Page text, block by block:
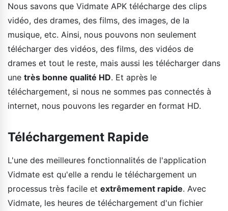
Nous savons que Vidmate APK télécharge des clips
vidéo, des drames, des films, des images, de la
musique, etc. Ainsi, nous pouvons non seulement
télécharger des vidéos, des films, des vidéos de
drames et tout le reste, mais aussi les télécharger dans
une très bonne qualité HD. Et après le
téléchargement, si nous ne sommes pas connectés à
internet, nous pouvons les regarder en format HD.
Téléchargement Rapide
L'une des meilleures fonctionnalités de l'application
Vidmate est qu'elle a rendu le téléchargement un
processus très facile et extrêmement rapide. Avec
Vidmate, les heures de téléchargement d'un fichier